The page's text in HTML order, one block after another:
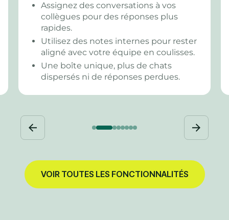
Assignez des conversations à vos
collègues pour des réponses plus
rapides.
Utilisez des notes internes pour rester
aligné avec votre équipe en coulisses.
Une boîte unique, plus de chats
dispersés ni de réponses perdues.
VOIR TOUTES LES FONCTIONNALITÉS